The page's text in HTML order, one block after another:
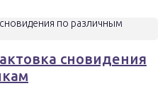
сновидения